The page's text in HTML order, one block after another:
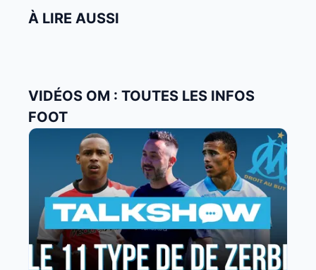
À LIRE AUSSI
VIDÉOS OM : TOUTES LES INFOS
FOOT